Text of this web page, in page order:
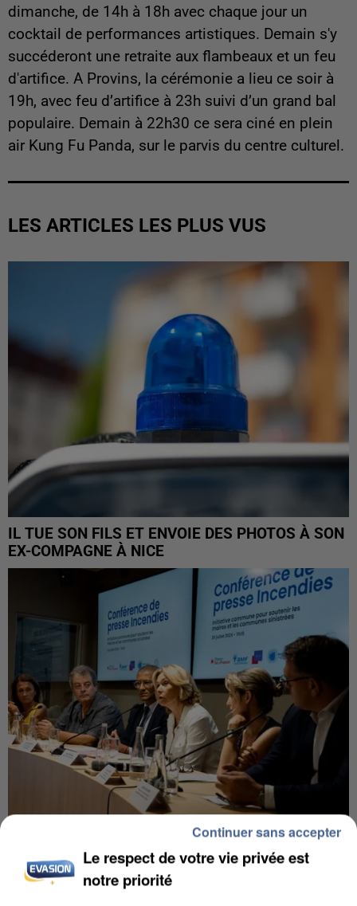
dimanche, de 14h à 18h avec chaque jour un
cocktail de performances artistiques. Demain s'y
succéderont une retraite aux flambeaux et un feu
d'artifice. A Provins, la cérémonie a lieu ce soir à
19h, avec feu d’artifice à 23h suivi d’un grand bal
populaire. Demain à 22h30 ce sera ciné en plein
air Kung Fu Panda, sur le parvis du centre culturel.
LES ARTICLES LES PLUS VUS
IL TUE SON FILS ET ENVOIE DES PHOTOS À SON
EX-COMPAGNE À NICE
INCENDIES : L’ÎLE-DE-FRANCE LANCE UN ÉLAN
DE SOLIDARITÉ AVEC LES...
Le respect de votre vie privée est
notre priorité
Continuer sans accepter